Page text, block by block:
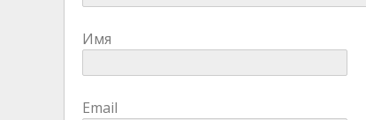
Имя
Email